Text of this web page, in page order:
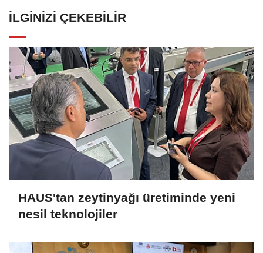
İLGINIZI ÇEKEBILIR
HAUS'tan zeytinyağı üretiminde yeni
nesil teknolojiler